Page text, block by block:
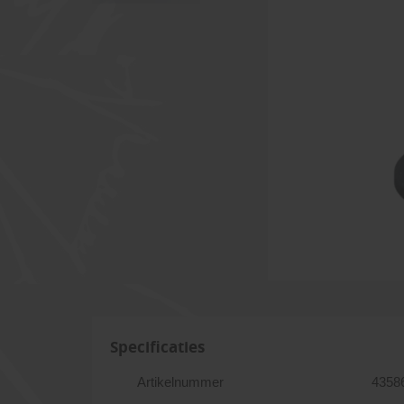
Specificaties
Artikelnummer